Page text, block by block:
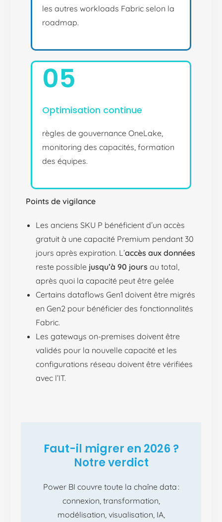
les autres workloads Fabric selon la
roadmap.
05
Optimisation continue
règles de gouvernance OneLake,
monitoring des capacités, formation
des équipes.
Points de vigilance
Les anciens SKU P bénéficient d’un accès
gratuit à une capacité Premium pendant 30
jours après expiration. L’accès aux données
reste possible jusqu’à 90 jours au total,
après quoi la capacité peut être gelée
Certains dataflows Gen1 doivent être migrés
en Gen2 pour bénéficier des fonctionnalités
Fabric.
Les gateways on-premises doivent être
validés pour la nouvelle capacité et les
configurations réseau doivent être vérifiées
avec l’IT.
Faut-il migrer en 2026 ?
Notre verdict
Power BI couvre toute la chaîne data :
connexion, transformation,
modélisation, visualisation, IA,